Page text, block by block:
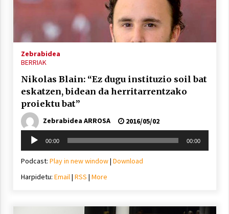
Berria egunkarian elkarrizketa
Hala Bedi irratiko Hizpidea saioan
Arrosaren 20 urteez
Zebrabidea
BERRIAK
Nikolas Blain: “Ez dugu instituzio soil bat
eskatzen, bidean da herritarrentzako
proiektu bat”
Zebrabidea ARROSA
2016/05/02
Soinu
erreproduzigailua
00:00 00:00
Podcast: Play in new window| Download
Harpidetu: Email| RSS | More